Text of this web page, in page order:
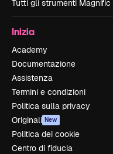
Tutti gli strumenti Magnific
Inizia
Academy
Documentazione
Assistenza
Termini e condizioni
Politica sulla privacy
Originali New
Politica dei cookie
Centro di fiducia